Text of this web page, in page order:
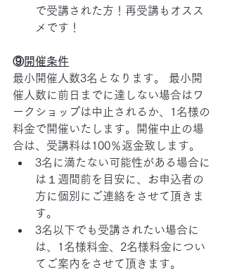
で受講された方！再受講もオスス
メです！
⑨開催条件
最小開催人数3名となります。 最小開
催人数に前日までに達しない場合はワ
ークショップは中止されるか、1名様の
料金で開催いたします。開催中止の場
合は、受講料は100％返金致します。
3名に満たない可能性がある場合に
は１週間前を目安に、お申込者の
方に個別にご連絡をさせて頂きま
す。
3名以下でも受講されたい場合に
は、1名様料金、2名様料金につい
てご案内をさせて頂きます。